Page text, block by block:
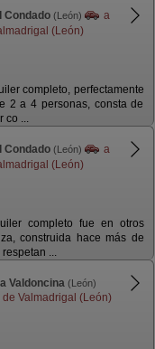
Condado (León)
a
(León)
completo, perfectamente
2 a 4 personas, consta de
co ...
Condado (León)
a
(León)
completo fue en otros
construida hace más de
...
Valdoncina (León)
Valmadrigal (León)